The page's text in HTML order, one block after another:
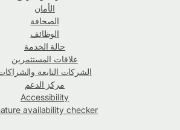
الأمان
الصحافة
الوظائف
حالة الخدمة
علاقات المستثمرين
الشركات التابعة والشراكات
مركز الدعم
Accessibility
Feature availability checker